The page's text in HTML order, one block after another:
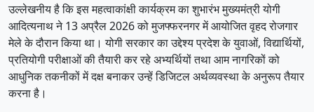
उल्लेखनीय है कि इस महत्वाकांक्षी कार्यक्रम का शुभारंभ मुख्यमंत्री योगी
आदित्यनाथ ने 13 अप्रैल 2026 को मुजफ्फरनगर में आयोजित वृहद रोजगार
मेले के दौरान किया था। योगी सरकार का उद्देश्य प्रदेश के युवाओं, विद्यार्थियों,
प्रतियोगी परीक्षाओं की तैयारी कर रहे अभ्यर्थियों तथा आम नागरिकों को
आधुनिक तकनीकों में दक्ष बनाकर उन्हें डिजिटल अर्थव्यवस्था के अनुरूप तैयार
करना है।